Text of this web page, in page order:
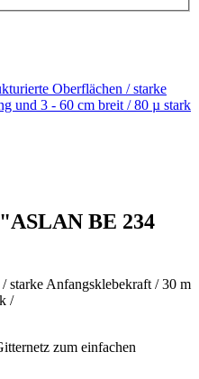
Oberflächen / starke
und 3 - 60 cm breit / 80 µ stark
BE 234
starke Anfangsklebekraft / 30 m
/
zum einfachen